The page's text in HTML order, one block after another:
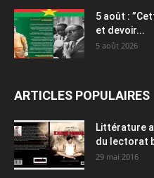
5 août :
et devoir...
5 août 2026
ARTICLES POPULAIRES
Littérature
du lectorat
29 mai 2016